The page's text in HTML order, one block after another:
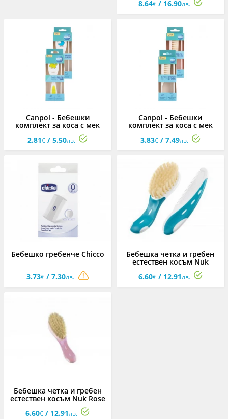
8.64€/ 16.90лв.
Canpol - Бебешки
комплект за коса с мек
изкуствен косъм,
асортимент
2.81€ / 5.50лв.
Canpol - Бебешки
комплект за коса с мек
косъм, асортимент
3.83€/ 7.49лв.
Бебешко гребенче Chicco
3.73€/ 7.30лв.
Бебешка четка и гребен
естествен косъм Nuk
6.60€/ 12.91лв.
Бебешка четка и гребен
естествен косъм Nuk Rose
6.60€ / 12.91лв.